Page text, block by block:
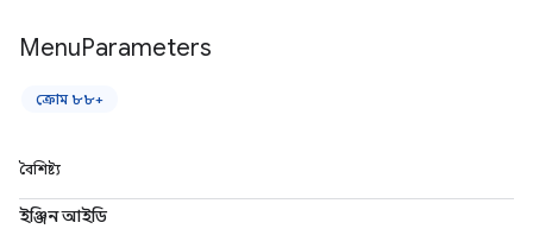
MenuParameters
ক্রোম ৮৮+
বৈশিষ্ট্য
ইঞ্জিন আইডি